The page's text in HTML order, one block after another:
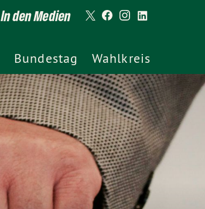
In den Medien
Bundestag Wahlkreis